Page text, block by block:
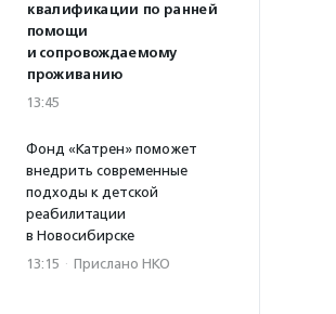
квалификации по ранней
помощи
и сопровождаемому
проживанию
13:45
Фонд «Катрен» поможет
внедрить современные
подходы к детской
реабилитации
в Новосибирске
13:15 · Прислано НКО